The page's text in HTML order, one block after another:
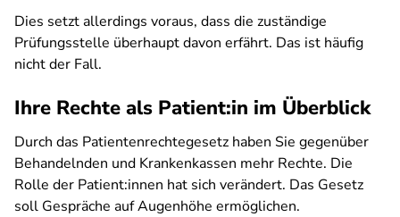
Dies setzt allerdings voraus, dass die zuständige
Prüfungsstelle überhaupt davon erfährt. Das ist häufig
nicht der Fall.
Ihre Rechte als Patient:in im Überblick
Durch das Patientenrechtegesetz haben Sie gegenüber
Behandelnden und Krankenkassen mehr Rechte. Die
Rolle der Patient:innen hat sich verändert. Das Gesetz
soll Gespräche auf Augenhöhe ermöglichen.